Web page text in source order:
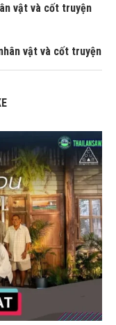
vật và cốt truyện
vật và cốt truyện